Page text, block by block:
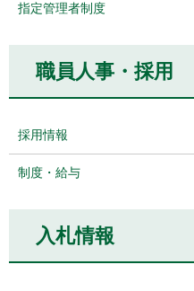
指定管理者制度
職員人事・採用
採用情報
制度・給与
入札情報